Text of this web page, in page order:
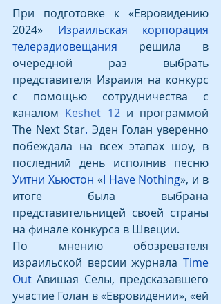
При подготовке к «Евровидению
2024» Израильская корпорация
телерадиовещания решила в
очередной раз выбрать
представителя Израиля на конкурс
с помощью сотрудничества с
каналом Keshet 12 и программой
The Next Star. Эден Голан уверенно
побеждала на всех этапах шоу, в
Уитни Хьюстон «I Have Nothing», и в
итоге была выбрана
представительницей своей страны
на финале конкурса в Швеции.
По мнению обозревателя
израильской версии журнала Time
Out Авишая Селы, предсказавшего
участие Голан в «Евровидении», «ей